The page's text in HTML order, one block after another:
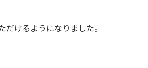
けるようになりました。